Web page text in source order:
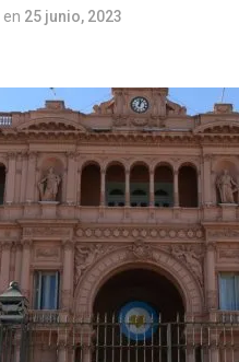
en 25 junio, 2023